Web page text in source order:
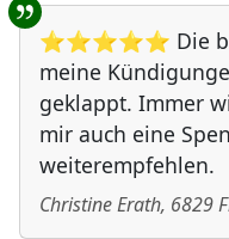
⭐⭐⭐⭐⭐ Die
meine
geklappt. Immer
mir auch eine
weiterempfehlen.
Christine Erath, 6829